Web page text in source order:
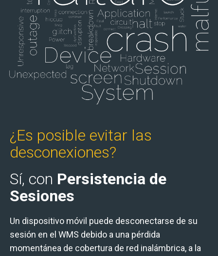
¿Es posible evitar las
desconexiones?
Sí, con Persistencia de
Sesiones
Un dispositivo móvil puede desconectarse de su
sesión en el WMS debido a una pérdida
momentánea de cobertura de red inalámbrica, a la